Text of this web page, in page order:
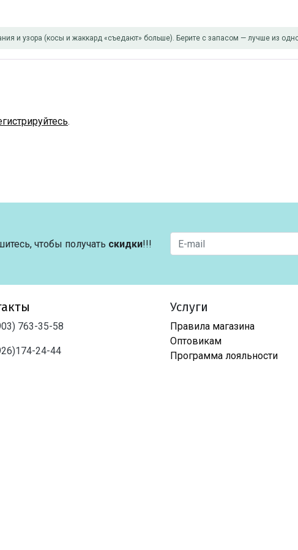
и узора (косы и жаккард «съедают» больше). Берите с запасом — лучше из
.
чтобы получать скидки!!!
763-35-58
24-44
Услуги
Правила магазина
Оптовикам
Программа лояльности